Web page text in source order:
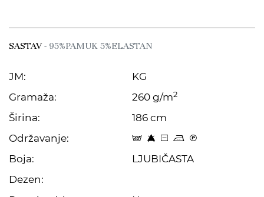
SASTAV- 95%PAMUK 5%ELASTAN
JM:
KG
Gramaža:
260 g/m2
Širina:
186 cm
Održavanje:
t 8 a p C
Boja:
LJUBIČASTA
Dezen: